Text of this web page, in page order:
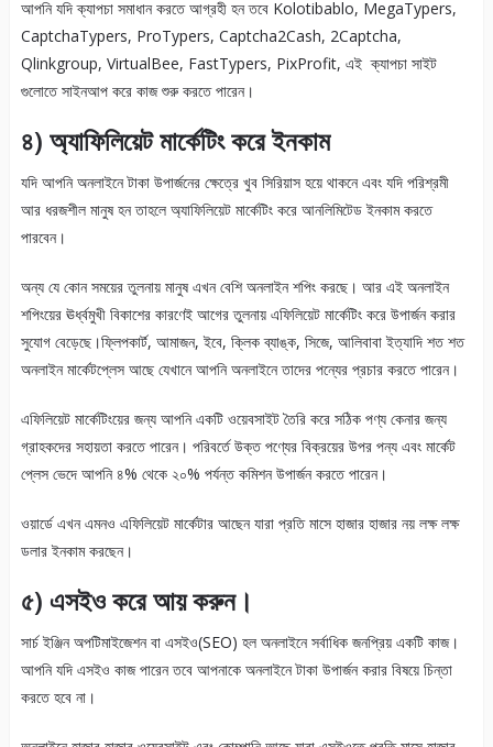
আপনি যদি ক্যাপচা সমাধান করতে আগ্রহী হন তবে Kolotibablo, MegaTypers,
CaptchaTypers, ProTypers, Captcha2Cash, 2Captcha,
Qlinkgroup, VirtualBee, FastTypers, PixProfit, এই ক্যাপচা সাইট
গুলোতে সাইনআপ করে কাজ শুরু করতে পারেন।
৪) অ্যাফিলিয়েট মার্কেটিং করে ইনকাম
যদি আপনি অনলাইনে টাকা উপার্জনের ক্ষেত্রে খুব সিরিয়াস হয়ে থাকনে এবং যদি পরিশ্রমী
আর ধরজশীল মানুষ হন তাহলে অ্যাফিলিয়েট মার্কেটিং করে আনলিমিটেড ইনকাম করতে
পারবেন।
অন্য যে কোন সময়ের তুলনায় মানুষ এখন বেশি অনলাইন শপিং করছে। আর এই অনলাইন
শপিংয়ের ঊর্ধ্বমুখী বিকাশের কারণেই আগের তুলনায় এফিলিয়েট মার্কেটিং করে উপার্জন করার
সুযোগ বেড়েছে।ফ্লিপকার্ট, আমাজন, ইবে, ক্লিক ব্যাঙ্ক, সিজে, আলিবাবা ইত্যাদি শত শত
অনলাইন মার্কেটপ্লেস আছে যেখানে আপনি অনলাইনে তাদের পন্যের প্রচার করতে পারেন।
এফিলিয়েট মার্কেটিংয়ের জন্য আপনি একটি ওয়েবসাইট তৈরি করে সঠিক পণ্য কেনার জন্য
গ্রাহকদের সহায়তা করতে পারেন। পরিবর্তে উক্ত পণ্যের বিক্রয়ের উপর পন্য এবং মার্কেট
প্লেস ভেদে আপনি ৪% থেকে ২০% পর্যন্ত কমিশন উপার্জন করতে পারেন।
ওয়ার্ডে এখন এমনও এফিলিয়েট মার্কেটার আছেন যারা প্রতি মাসে হাজার হাজার নয় লক্ষ লক্ষ
ডলার ইনকাম করছেন।
৫) এসইওকরে আয় করুন।
সার্চ ইঞ্জিন অপটিমাইজেশন বা এসইও(SEO) হল অনলাইনে সর্বাধিক জনপ্রিয় একটি কাজ।
আপনি যদি এসইও কাজ পারেন তবে আপনাকে অনলাইনে টাকা উপার্জন করার বিষয়ে চিন্তা
করতে হবে না।